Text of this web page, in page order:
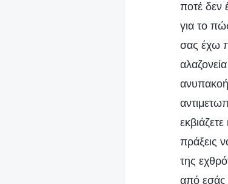
ποτέ δεν
για το
σας έχω
πράξεις
της
από εσάς